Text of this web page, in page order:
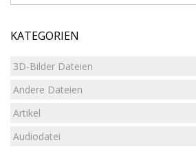
KATEGORIEN
3D-Bilder Dateien
Andere Dateien
Artikel
Audiodatei